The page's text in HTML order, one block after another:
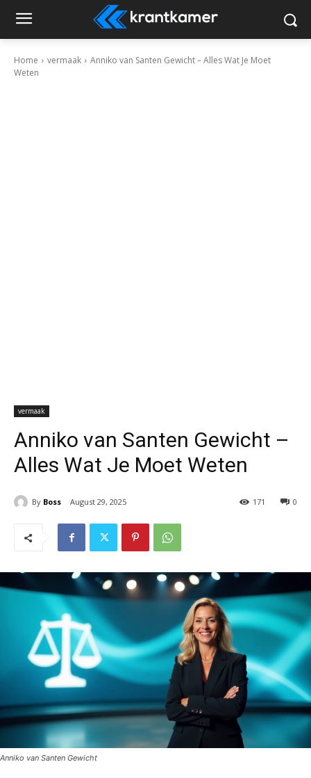
Home vermaak
Anniko van Santen Gewicht – Alles Wat Je Moet
Weten
vermaak
Anniko van Santen Gewicht –
Alles Wat Je Moet Weten
By Boss August 29, 2025 0
171
Anniko van Santen Gewicht